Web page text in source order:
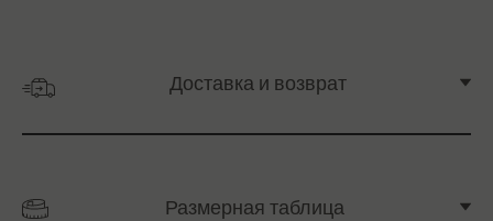
Доставка и возврат
Размерная таблица